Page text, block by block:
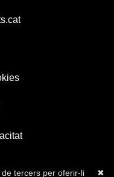
✖
tercers per oferir-li